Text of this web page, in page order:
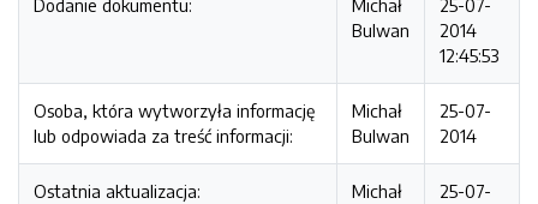
Dodanie dokumentu:
Michał
Bulwan
25-07-
2014
12:45:53
Osoba, która wytworzyła informację
lub odpowiada za treść informacji:
Michał
Bulwan
25-07-
2014
Ostatnia aktualizacja:
Michał
25-07-